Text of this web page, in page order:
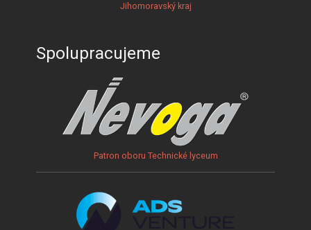
Jihomoravský kraj
Spolupracujeme
Patron oboru Technické lyceum